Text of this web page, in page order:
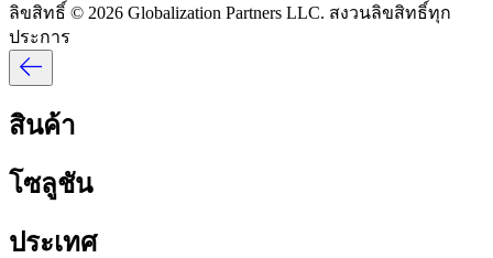
ลิขสิทธิ์ © 2026 Globalization Partners LLC. สงวนลิขสิทธิ์ทุก
ประการ​​
สินค้า​​
โซลูชัน​​
ประเทศ​​